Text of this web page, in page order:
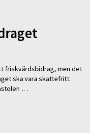
friskvårdsbidrag, men det
ska vara skattefritt.
…